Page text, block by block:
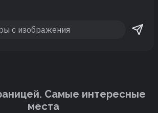
Cамые интересные
места